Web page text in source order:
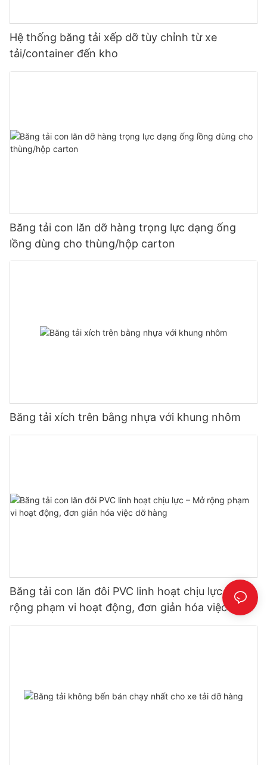
Hệ thống băng tải xếp dỡ tùy chỉnh từ xe
tải/container đến kho
Băng tải con lăn dỡ hàng trọng lực dạng ống
lồng dùng cho thùng/hộp carton
Băng tải xích trên bằng nhựa với khung nhôm
Băng tải con lăn đôi PVC linh hoạt chịu lực – Mở
rộng phạm vi hoạt động, đơn giản hóa việc dỡ
hàng